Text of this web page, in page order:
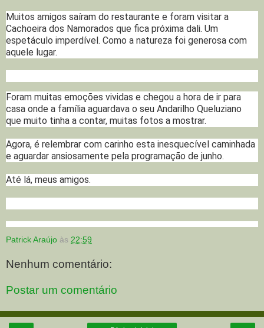
Muitos amigos saíram do restaurante e foram visitar a
Cachoeira dos Namorados que fica próxima dali. Um
espetáculo imperdível. Como a natureza foi generosa com
aquele lugar.
Foram muitas emoções vividas e chegou a hora de ir para
casa onde a família aguardava o seu Andarilho Queluziano
que muito tinha a contar, muitas fotos a mostrar.
Agora, é relembrar com carinho esta inesquecível caminhada
e aguardar ansiosamente pela programação de junho.
Até lá, meus amigos.
Patrick Araújo às 22:59
Nenhum comentário:
Postar um comentário